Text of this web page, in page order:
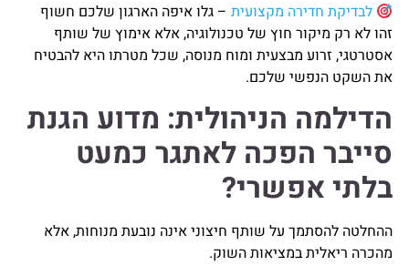
לבדיקת חדירה מקצועית – גלו איפה הארגון שלכם חשוף
זהו לא רק מיקור חוץ של טכנולוגיה, אלא אימוץ של שותף
אסטרטגי, זרוע מבצעית ומוח מנוסה, שכל מטרתו היא להבטיח
את השקט הנפשי שלכם.
הדילמה הניהולית: מדוע הגנת
סייבר הפכה לאתגר כמעט
בלתי אפשרי?
ההחלטה להסתמך על שותף חיצוני אינה נובעת מנוחות, אלא
מהכרה ריאלית במציאות השוק.